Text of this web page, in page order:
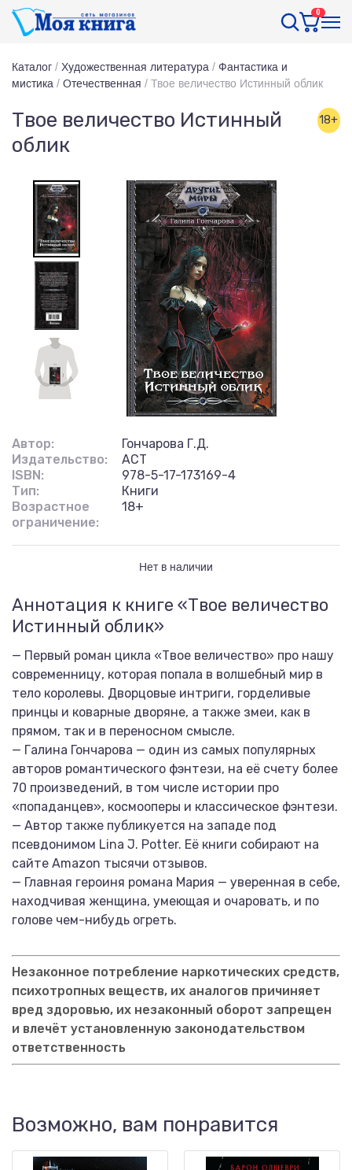
0
Каталог / Художественная литература / Фантастика и
мистика / Отечественная / Твое величество Истинный облик
Твое величество Истинный
облик
18+
Автор:
Гончарова Г.Д.
Издательство:
АСТ
ISBN:
978-5-17-173169-4
Тип:
Книги
Возрастное
ограничение:
18+
Нет в наличии
Аннотация к книге «Твое величество
Истинный облик»
— Первый роман цикла «Твое величество» про нашу
современницу, которая попала в волшебный мир в
тело королевы. Дворцовые интриги, горделивые
принцы и коварные дворяне, а также змеи, как в
прямом, так и в переносном смысле.
— Галина Гончарова — один из самых популярных
авторов романтического фэнтези, на её счету более
70 произведений, в том числе истории про
«попаданцев», космооперы и классическое фэнтези.
— Автор также публикуется на западе под
псевдонимом Lina J. Potter. Её книги собирают на
сайте Amazon тысячи отзывов.
— Главная героиня романа Мария — уверенная в себе,
находчивая женщина, умеющая и очаровать, и по
голове чем-нибудь огреть.
Незаконное потребление наркотических средств,
психотропных веществ, их аналогов причиняет
вред здоровью, их незаконный оборот запрещен
и влечёт установленную законодательством
ответственность
Возможно, вам понравится